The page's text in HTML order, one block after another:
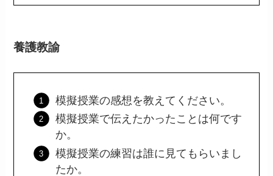
養護教諭
模擬授業の感想を教えてください。
模擬授業で伝えたかったことは何です
か。
模擬授業の練習は誰に見てもらいまし
たか。